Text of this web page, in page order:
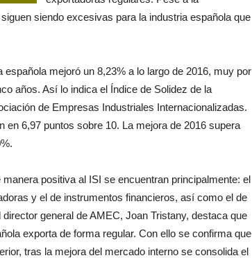
siendo excesivas para la industria española que
mejoró un 8,23% a lo largo de 2016, muy por
años. Así lo indica el Índice de Solidez de la
de Empresas Industriales Internacionalizadas.
6,97 puntos sobre 10. La mejora de 2016 supera
positiva al ISI se encuentran principalmente: el
y el de instrumentos financieros, así como el de
general de AMEC, Joan Tristany, destaca que
exporta de forma regular. Con ello se confirma que
tras la mejora del mercado interno se consolida el